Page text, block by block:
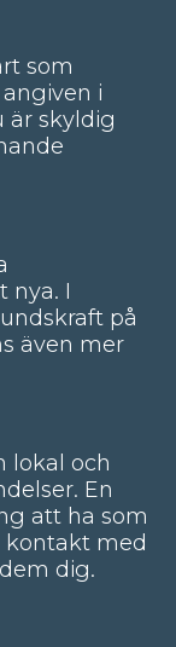
som
i
är skyldig
nya. I
på
även mer
lokal och
En
att ha som
kontakt med
dig.